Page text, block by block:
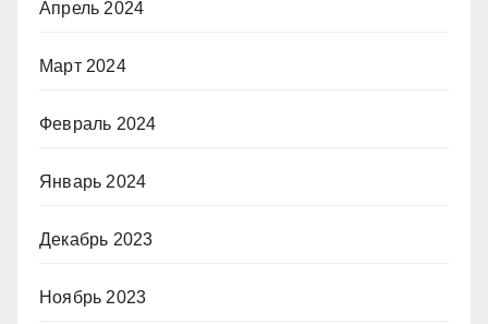
Апрель 2024
Март 2024
Февраль 2024
Январь 2024
Декабрь 2023
Ноябрь 2023